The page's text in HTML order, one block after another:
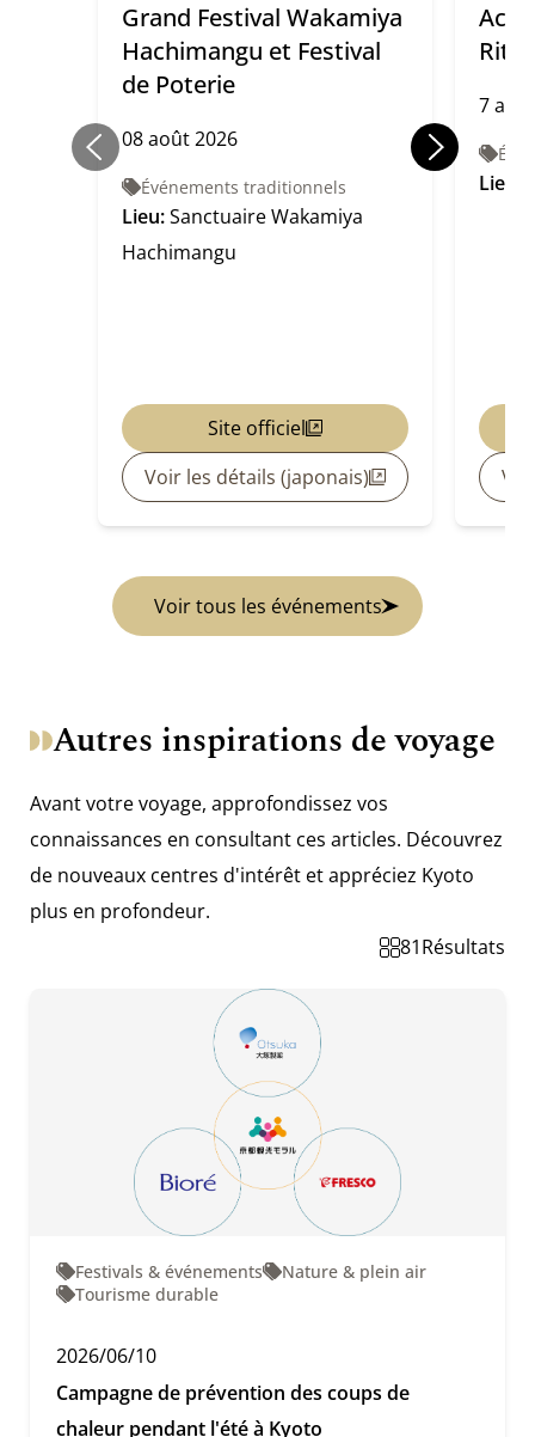
Grand Festival Wakamiya
Hachimangu et Festival
de Poterie
08 août 2026
Événements traditionnels
Lieu:Sanctuaire Wakamiya
Hachimangu
Site officiel
Voir les détails (japonais)
7
Lieu:
Voir tous les événements
Autres inspirations de voyage
Avant votre voyage, approfondissez vos
connaissances en consultant ces articles. Découvrez
de nouveaux centres d'intérêt et appréciez Kyoto
plus en profondeur.
81Résultats
Festivals & événements
Nature & plein air
Tourisme durable
2026/06/10
Campagne de prévention des coups de
chaleur pendant l'été à Kyoto